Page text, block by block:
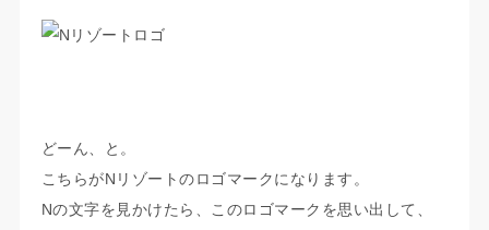
どーん、と。
こちらがNリゾートのロゴマークになります。
Nの文字を見かけたら、このロゴマークを思い出して、